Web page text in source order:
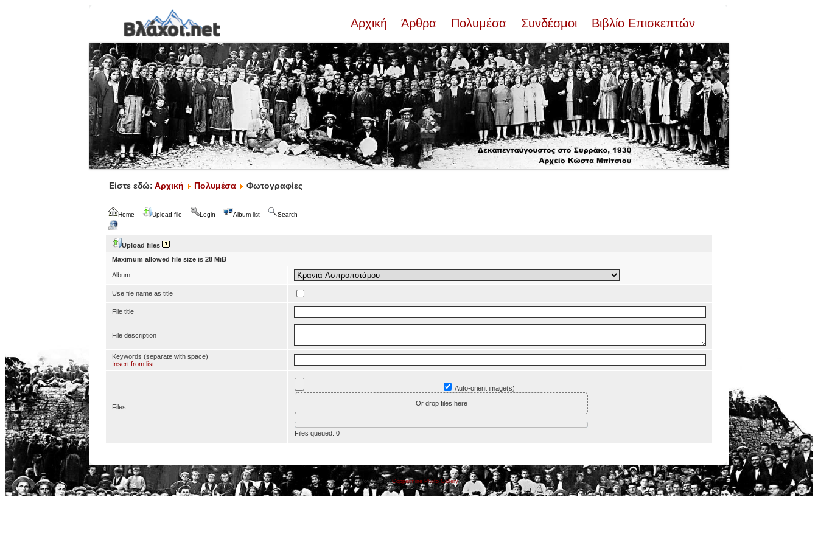
Αρχική Άρθρα Πολυμέσα Συνδέσμοι Βιβλίο Επισκεπτών
Είστε εδώ: Αρχική Πολυμέσα Φωτογραφίες
Home Upload file Login Album list Search
Upload files
Maximum allowed file size is 28 MiB
Album
Use file name as title
File title
File description
Keywords (separate with space)
Insert from list
Files
Auto-orient image(s)
Or drop files here
Files queued: 0
Powered byCoppermine Photo Gallery
Ported to cpg 1.5.x by Jeff Bailey